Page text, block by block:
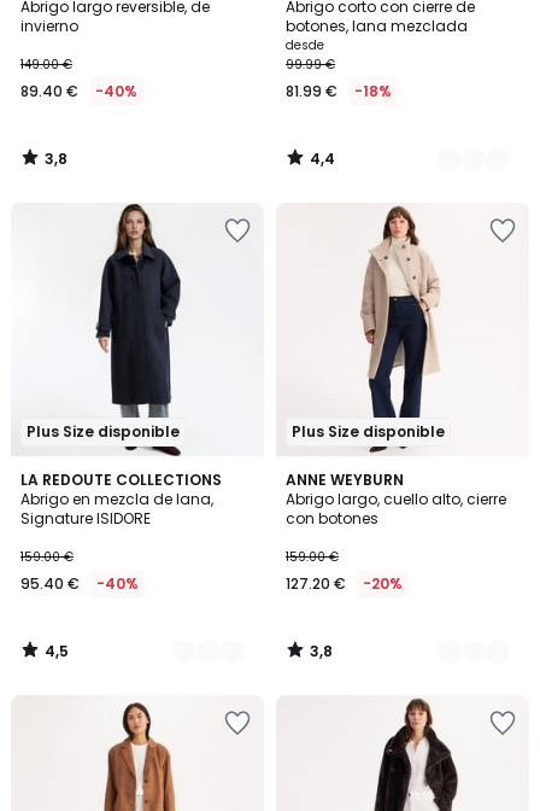
Abrigo largo reversible, de
invierno
149.00 €
89.40 € -40%
/ 5
3,8
/
Abrigo corto con cierre de
botones, lana mezclada
desde
99.99 €
81.99 € -18%
/ 5
Colores
4,4
/
Plus Size disponible
LA REDOUTE COLLECTIONS
Abrigo en mezcla de lana,
Signature ISIDORE
159.00 €
95.40 € -40%
4,5
/ 5
2
Colores
4,5
/
Plus Size disponible
ANNE WEYBURN
Abrigo largo, cuello alto, cierre
con botones
159.00 €
127.20 € -20%
3,8
/ 5
2
Colores
3,8
/